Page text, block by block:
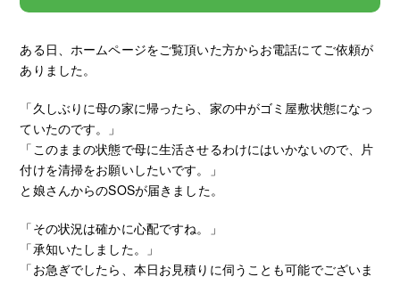
ある日、ホームページをご覧頂いた方からお電話にてご依頼が
ありました。
「久しぶりに母の家に帰ったら、家の中がゴミ屋敷状態になっ
ていたのです。」
「このままの状態で母に生活させるわけにはいかないので、片
付けを清掃をお願いしたいです。」
と娘さんからのSOSが届きました。
「その状況は確かに心配ですね。」
「承知いたしました。」
「お急ぎでしたら、本日お見積りに伺うことも可能でございま